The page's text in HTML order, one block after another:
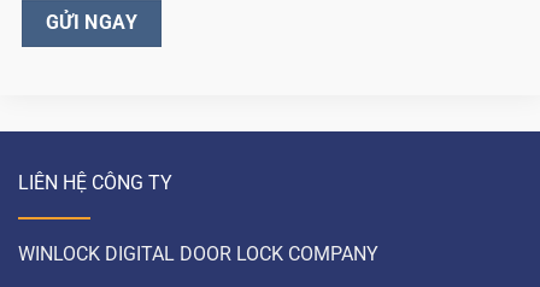
LIÊN HỆ CÔNG TY
WINLOCK DIGITAL DOOR LOCK COMPANY